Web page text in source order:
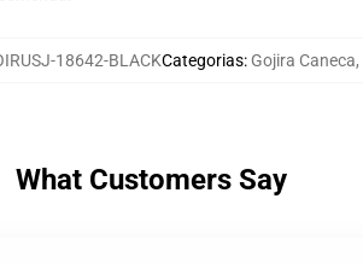
18642-BLACKCategorias: Gojira Caneca,
What Customers Say